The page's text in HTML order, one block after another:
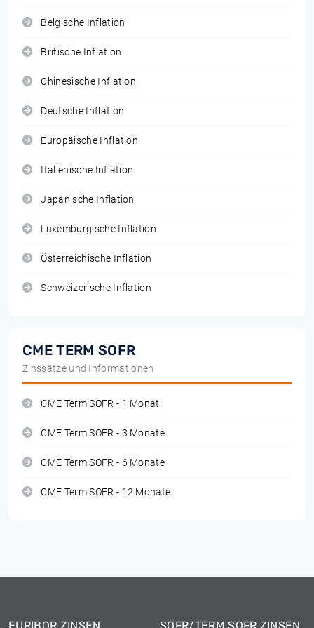
Belgische Inflation
Britische Inflation
Chinesische Inflation
Deutsche Inflation
Europäische Inflation
Italienische Inflation
Japanische Inflation
Luxemburgische Inflation
Österreichische Inflation
Schweizerische Inflation
CME TERM SOFR
Zinssätze und Informationen
CME Term SOFR - 1 Monat
CME Term SOFR - 3 Monate
CME Term SOFR - 6 Monate
CME Term SOFR - 12 Monate